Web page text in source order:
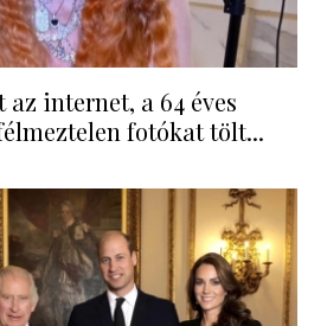
internet, a 64 éves
fotókat tölt...